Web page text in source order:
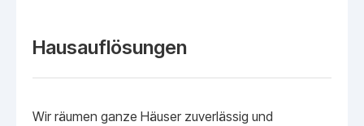
Hausauflösungen
Wir räumen ganze Häuser zuverlässig und